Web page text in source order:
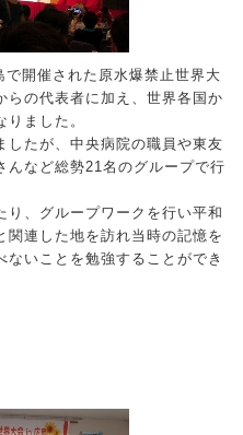
開催された原水爆禁止世界大
らの代表者に加え、世界各国か
ました。
したが、中央病院の職員や東友
んなど総勢21名のグループで行
り、グループワークを行い平和
関連した地を訪れ当時の記憶を
いことを勉強することができ